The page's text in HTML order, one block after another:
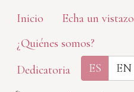
Skip
main
content
Inicio Echa un vistazo
¿Quiénes somos?
Dedicatoria
ES EN